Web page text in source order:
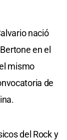
nació
en el
mismo
de
del Rock y